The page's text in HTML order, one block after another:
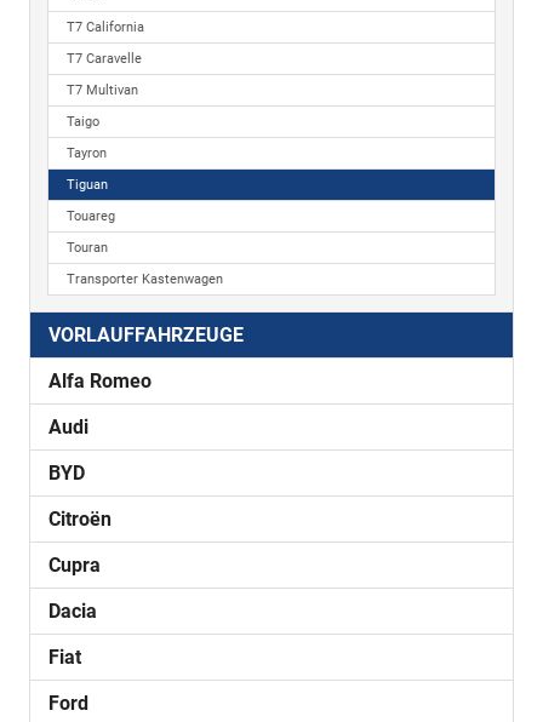
T7 California
T7 Caravelle
T7 Multivan
Taigo
Tayron
Tiguan
Touareg
Touran
Transporter Kastenwagen
VORLAUFFAHRZEUGE
Alfa Romeo
Audi
BYD
Citroën
Cupra
Dacia
Fiat
Ford